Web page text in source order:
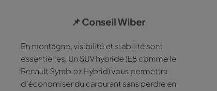
📌 Conseil Wiber
En montagne, visibilité et stabilité sont
essentielles. Un SUV hybride (E8 comme le
Renault Symbioz Hybrid) vous permettra
d’économiser du carburant sans perdre en